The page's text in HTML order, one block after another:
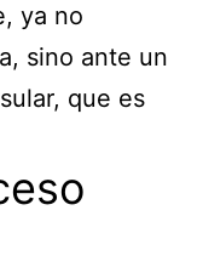
ya no
sino ante un
que es